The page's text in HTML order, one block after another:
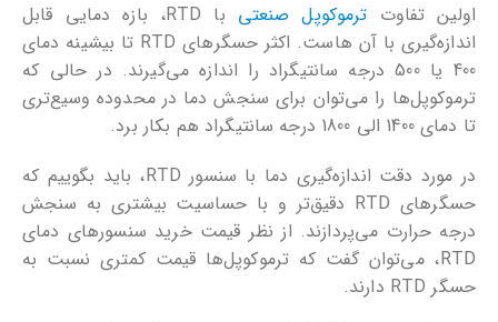
اولین تفاوت ترموکوپل صنعتی
با RTD، بازه دمایی قابل
اندازه‌گیری با آن هاست. اکثر حسگرهای RTD تا بیشینه دمای
400 یا 500 درجه سانتیگراد را اندازه می‌گیرند. در حالی که
ترموکوپل‌ها را می‌توان برای سنجش دما در محدوده وسیع‌تری
تا دمای 1400 الی 1800 درجه سانتیگراد هم بکار برد.
در مورد دقت اندازه‌‌گیری دما با سنسور RTD، باید بگوییم که
حسگرهای RTD دقیق‌تر و با حساسیت بیشتری به سنجش
درجه حرارت می‌پردازند. از نظر قیمت خرید سنسورهای دمای
RTD، می‌توان گفت که ترموکوپل‌ها قیمت کمتری نسبت به
حسگر RTD دارند.